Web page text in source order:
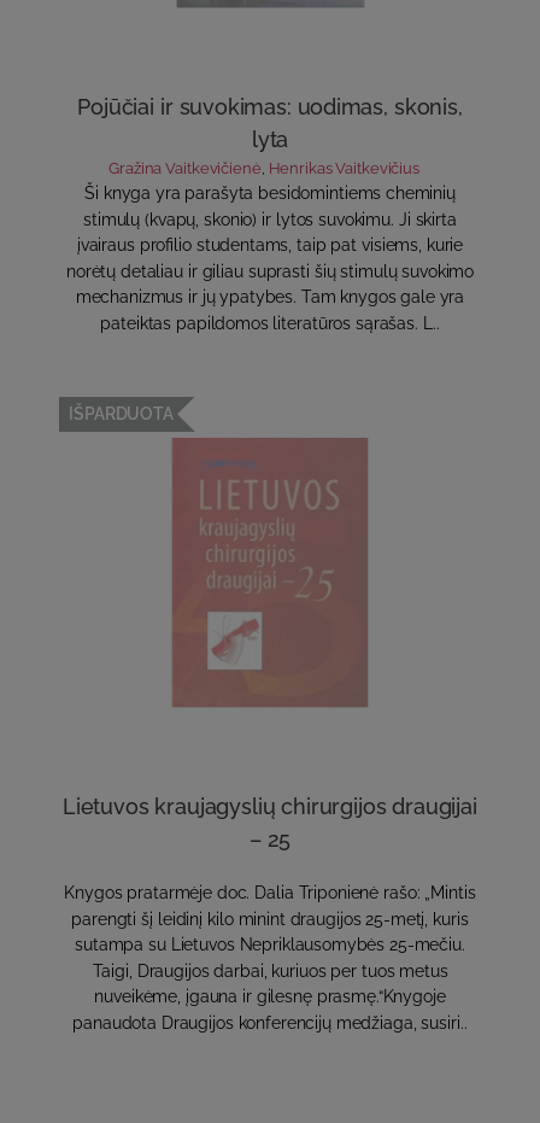
Pojūčiai ir suvokimas: uodimas, skonis,
lyta
Gražina Vaitkevičienė Henrikas Vaitkevičius
Ši knyga yra parašyta besidomintiems cheminių
stimulų (kvapų, skonio) ir lytos suvokimu. Ji skirta
įvairaus profilio studentams, taip pat visiems, kurie
norėtų detaliau ir giliau suprasti šių stimulų suvokimo
mechanizmus ir jų ypatybes. Tam knygos gale yra
pateiktas papildomos literatūros sąrašas. L..
IŠPARDUOTA
Lietuvos kraujagyslių chirurgijos draugijai
– 25
Knygos pratarmėje doc. Dalia Triponienė rašo: „Mintis
parengti šį leidinį kilo minint draugijos 25-metį, kuris
sutampa su Lietuvos Nepriklausomybės 25-mečiu.
Taigi, Draugijos darbai, kuriuos per tuos metus
nuveikėme, įgauna ir gilesnę prasmę.“Knygoje
panaudota Draugijos konferencijų medžiaga, susiri..